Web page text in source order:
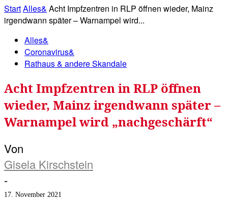
StartAlles& Acht Impfzentren in RLP öffnen wieder, Mainz
irgendwann später – Warnampel wird...
Alles&
Coronavirus&
Rathaus & andere Skandale
Acht Impfzentren in RLP öffnen
wieder, Mainz irgendwann später –
Warnampel wird „nachgeschärft“
Von
Gisela Kirschstein
-
17. November 2021